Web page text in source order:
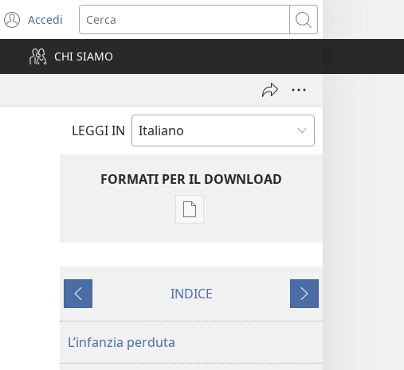
Accedi
(apre
una
nuova
finestra)
Cerca
CHI SIAMO
LEGGI IN
FORMATI PER IL DOWNLOAD
Opzioni
delle
Precedente
INDICE
Successivo
L’infanzia perduta